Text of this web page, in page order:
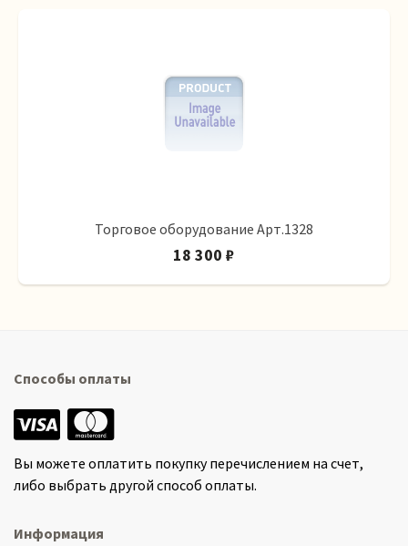
Торговое оборудование Арт.1328
18 300 ₽
Способы оплаты
Вы можете оплатить покупку перечислением на счет,
либо выбрать другой способ оплаты.
Информация